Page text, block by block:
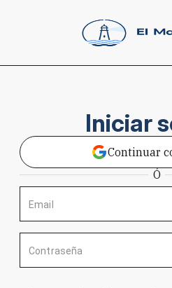
Iniciar
Continuar
Ó
Email
Contraseña